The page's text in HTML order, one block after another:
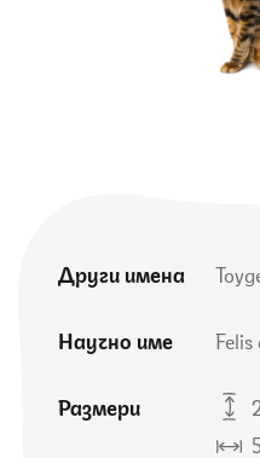
Други имена
Научно име
Размери